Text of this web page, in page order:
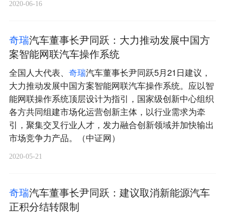
2020-06-16
奇瑞汽车董事长尹同跃：大力推动发展中国方
案智能网联汽车操作系统
全国人大代表、 奇瑞汽车董事长尹同跃5月21日建议，
大力推动发展中国方案智能网联汽车操作系统。应以智
能网联操作系统顶层设计为指引，国家级创新中心组织
各方共同组建市场化运营创新主体，以行业需求为牵
引，聚集交叉行业人才，发力融合创新领域并加快输出
市场竞争力产品。（中证网）
2020-05-21
奇瑞汽车董事长尹同跃：建议取消新能源汽车
正积分结转限制